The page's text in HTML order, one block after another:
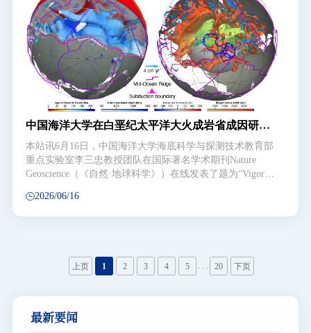
确的史学身份，但始终兼具历史书写与文学表达的双重属
性。文章进一步揭示，中唐以后杂传逐渐分化出两条不同的
发展路径：一是注重史料真实与历史书写的史部传记，二是
以文章化书写推动传记体文体化发展的集部传记。韩愈、柳
宗元等人对传记体的创造性运用，使传记突破单纯史学书写
的范畴，形成繁荣发展的传记文传统。史部传记与集部传记
的分化，不仅构成中国古代传记发展的独特现象，也成为传
记由史体向文体拓展的重要标志。在考察中国古代传记现代
转化历程的基础上，文章指出，近代以来梁启超吸收西方传
记体例
中国海洋大学在白垩纪太平洋大火成岩省成因研究
领域取得新进展
本站讯6月16日，中国海洋大学海底科学与探测技术教育部
重点实验室李三忠教授团队在国际著名学术期刊Nature
Geoscience（《自然·地球科学》）在线发表了题为“Vigorous
igneous provinces”（剧烈地幔对流驱动白垩纪太平洋大火成
岩省的形成）的研究成果。论文接收当日，收到
区》）的邀请，在Behind the papers栏目撰稿分享文章相关
研究经历。大火成岩省是地球内部物质与能量快速释放的记
变事件密切相关。在太平洋海底，大火成岩省的覆盖面积达
到近600万平方千米，其中包括显生宙以来规模最大的火山
事件—翁通爪哇，以及沙茨基海隆、赫斯海隆等。这些大火
2026/06/16
上页 1 2 3 4 5 . . . 20 下页
最新要闻